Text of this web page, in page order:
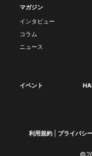
マガジン
インタビュー
コラム
ニュース
イベント
利用規約 プライバシ